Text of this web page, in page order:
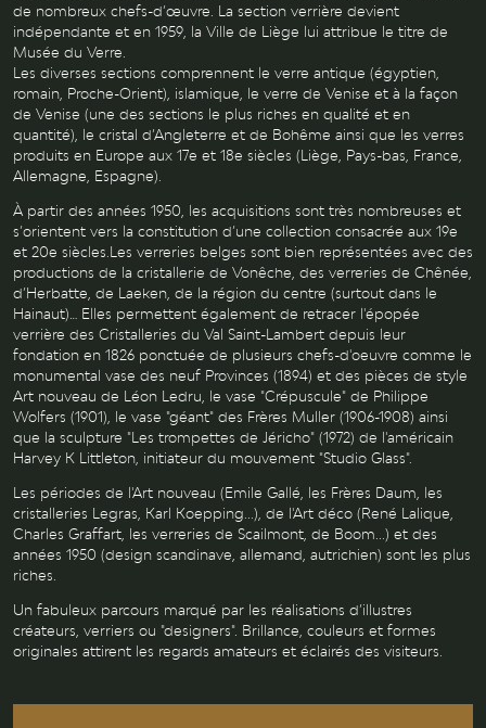
de nombreux chefs-d’œuvre. La section verrière devient
indépendante et en 1959, la Ville de Liège lui attribue le titre de
Musée du Verre.
Les diverses sections comprennent le verre antique (égyptien,
romain, Proche-Orient), islamique, le verre de Venise et à la façon
de Venise (une des sections le plus riches en qualité et en
quantité), le cristal d’Angleterre et de Bohême ainsi que les verres
produits en Europe aux 17e et 18e siècles (Liège, Pays-bas, France,
Allemagne, Espagne).
À partir des années 1950, les acquisitions sont très nombreuses et
s’orientent vers la constitution d’une collection consacrée aux 19e
et 20e siècles.Les verreries belges sont bien représentées avec des
productions de la cristallerie de Vonêche, des verreries de Chênée,
d’Herbatte, de Laeken, de la région du centre (surtout dans le
Hainaut)… Elles permettent également de retracer l'épopée
verrière des Cristalleries du Val Saint-Lambert depuis leur
fondation en 1826 ponctuée de plusieurs chefs-d'oeuvre comme le
monumental vase des neuf Provinces (1894) et des pièces de style
Art nouveau de Léon Ledru, le vase "Crépuscule" de Philippe
Wolfers (1901), le vase "géant" des Frères Muller (1906-1908) ainsi
que la sculpture "Les trompettes de Jéricho" (1972) de l'américain
Harvey K Littleton, initiateur du mouvement "Studio Glass".
Les périodes de l'Art nouveau (Emile Gallé, les Frères Daum, les
cristalleries Legras, Karl Koepping...), de l'Art déco (René Lalique,
Charles Graffart, les verreries de Scailmont, de Boom...) et des
années 1950 (design scandinave, allemand, autrichien) sont les plus
riches.
Un fabuleux parcours marqué par les réalisations d’illustres
créateurs, verriers ou "designers". Brillance, couleurs et formes
originales attirent les regards amateurs et éclairés des visiteurs.